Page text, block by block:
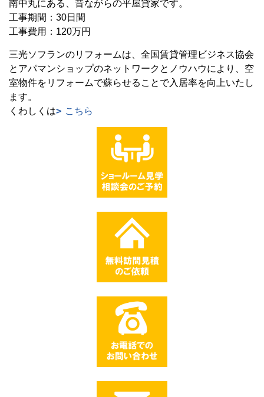
南中丸にある、昔ながらの平屋貸家です。
工事期間：30日間
工事費用：120万円
三光ソフランのリフォームは、全国賃貸管理ビジネス協会
とアパマンショップのネットワークとノウハウにより、空
室物件をリフォームで蘇らせることで入居率を向上いたし
ます。
くわしくは
こちら